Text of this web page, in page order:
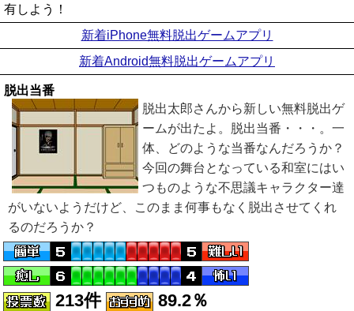
有しよう！
新着iPhone無料脱出ゲームアプリ
新着Android無料脱出ゲームアプリ
脱出当番
脱出太郎さんから新しい無料脱出ゲ
ームが出たよ。脱出当番・・・。一
体、どのような当番なんだろうか？
今回の舞台となっている和室にはい
つものような不思議キャラクター達
がいないようだけど、このまま何事もなく脱出させてくれ
るのだろうか？
213件
89.2％